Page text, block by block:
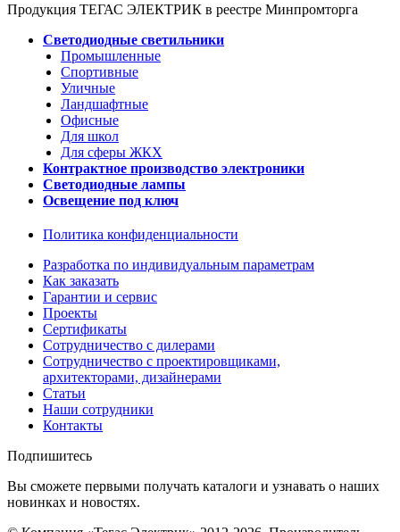
Продукция ТЕГАС ЭЛЕКТРИК в реестре Минпромторга
Светодиодные светильники
Промышленные
Спортивные
Уличные
Ландшафтные
Офисные
Для школ
Для сферы ЖКХ
Контрактное производство электроники
Светодиодные лампы
Освещение под ключ
Политика конфиденциальности
Разработка по индивидуальным параметрам
Как заказать
Гарантии и сервис
Проекты
Сертификаты
Сотрудничество с дилерами
Сотрудничество с проектировщиками,
архитекторами, дизайнерами
Статьи
Наши сотрудники
Контакты
Подпишитесь
Вы сможете первыми получать каталоги и узнавать о наших
новинках и новостях.